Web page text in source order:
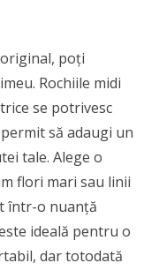
poți
Rochiile midi
se potrivesc
să adaugi un
tale. Alege o
flori mari sau linii
într-o nuanță
ideală pentru o
dar totodată